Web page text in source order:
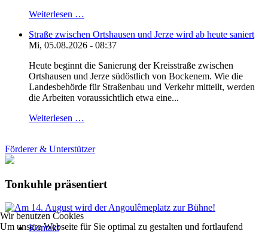
Weiterlesen …
Straße zwischen Ortshausen und Jerze wird ab heute saniert
Mi, 05.08.2026 - 08:37
Heute beginnt die Sanierung der Kreisstraße zwischen
Ortshausen und Jerze südöstlich von Bockenem. Wie die
Landesbehörde für Straßenbau und Verkehr mitteilt, werden
die Arbeiten voraussichtlich etwa eine...
Weiterlesen …
Förderer & Unterstützer
Tonkuhle präsentiert
Kontakt
Wir benutzen Cookies
Um unsere Webseite für Sie optimal zu gestalten und fortlaufend